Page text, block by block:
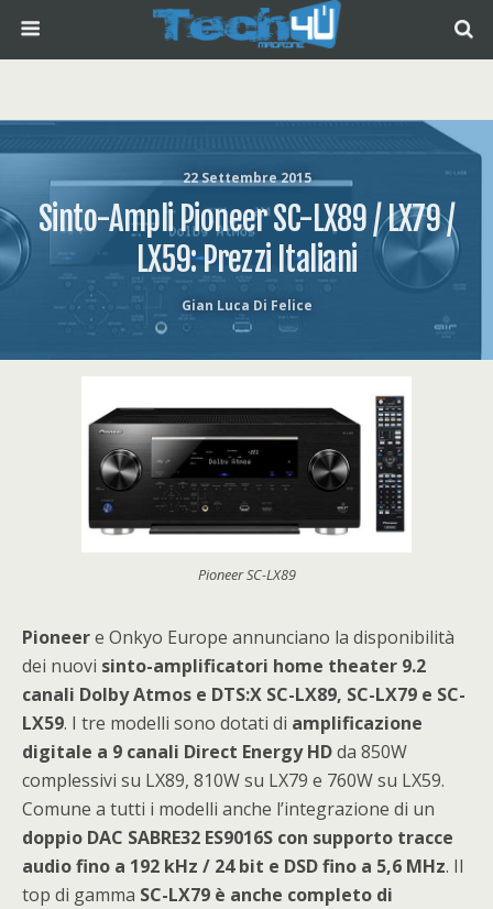
22 Settembre 2015
Sinto-Ampli Pioneer SC-LX89 / LX79 /
LX59: Prezzi Italiani
Gian Luca Di Felice
Pioneer SC-LX89
Pioneere Onkyo Europe annunciano la disponibilità
dei nuovi sinto-amplificatori home theater 9.2
canali Dolby Atmos e DTS:X SC-LX89, SC-LX79 e SC-
LX59. I tre modelli sono dotati di amplificazione
digitale a 9 canali Direct Energy HDda 850W
complessivi su LX89, 810W su LX79 e 760W su LX59.
Comune a tutti i modelli anche l’integrazione di un
doppio DAC SABRE32 ES9016S con supporto tracce
audio fino a 192 kHz / 24 bit e DSD fino a 5,6 MHz. Il
top di gamma SC-LX79 è anche completo di